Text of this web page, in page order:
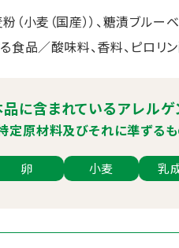
（小麦（国産））、糖漬ブル
食品／酸味料、香料、ピロリ
に含まれているアレルゲ
特定原材料及びそれに準ずる
卵 小麦 乳